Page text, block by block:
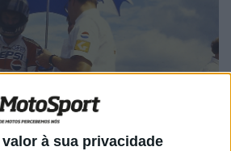
valor à sua privacidade